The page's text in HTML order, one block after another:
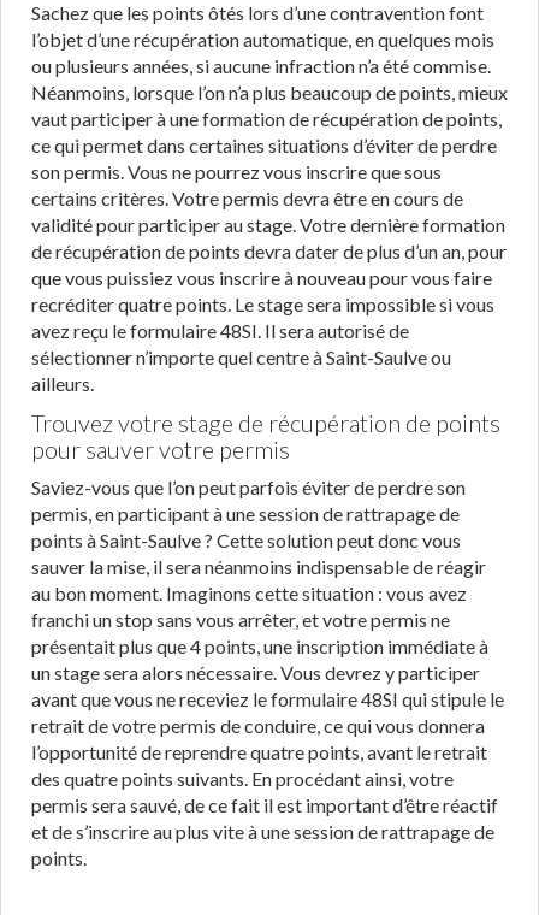
Sachez que les points ôtés lors d’une contravention font
l’objet d’une récupération automatique, en quelques mois
ou plusieurs années, si aucune infraction n’a été commise.
Néanmoins, lorsque l’on n’a plus beaucoup de points, mieux
vaut participer à une formation de récupération de points,
ce qui permet dans certaines situations d’éviter de perdre
son permis. Vous ne pourrez vous inscrire que sous
certains critères. Votre permis devra être en cours de
validité pour participer au stage. Votre dernière formation
de récupération de points devra dater de plus d’un an, pour
que vous puissiez vous inscrire à nouveau pour vous faire
recréditer quatre points. Le stage sera impossible si vous
avez reçu le formulaire 48SI. Il sera autorisé de
sélectionner n’importe quel centre à Saint-Saulve ou
ailleurs.
Trouvez votre stage de récupération de points
pour sauver votre permis
Saviez-vous que l’on peut parfois éviter de perdre son
permis, en participant à une session de rattrapage de
points à Saint-Saulve ? Cette solution peut donc vous
sauver la mise, il sera néanmoins indispensable de réagir
au bon moment. Imaginons cette situation : vous avez
franchi un stop sans vous arrêter, et votre permis ne
présentait plus que 4 points, une inscription immédiate à
un stage sera alors nécessaire. Vous devrez y participer
avant que vous ne receviez le formulaire 48SI qui stipule le
retrait de votre permis de conduire, ce qui vous donnera
l’opportunité de reprendre quatre points, avant le retrait
des quatre points suivants. En procédant ainsi, votre
permis sera sauvé, de ce fait il est important d’être réactif
et de s’inscrire au plus vite à une session de rattrapage de
points.